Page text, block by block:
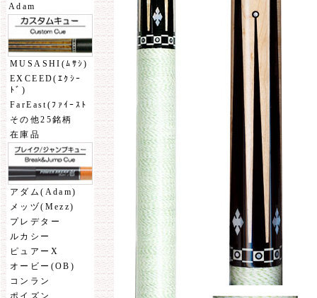
Adam
MUSASHI(ﾑｻｼ)
EXCEED(ｴｸｼｰ
ﾄﾞ)
FarEast(ﾌｧｲｰｽﾄ
その他25銘柄
在庫品
アダム(Adam)
メッヅ(Mezz)
プレデター
ルカシー
ピュアーX
オービー(OB)
コンラン